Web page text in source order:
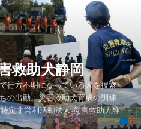
救助犬静岡
行方不明になっている人を捜索
の出動。災害救助犬育成の訓練
定非営利活動法人 災害救助犬静